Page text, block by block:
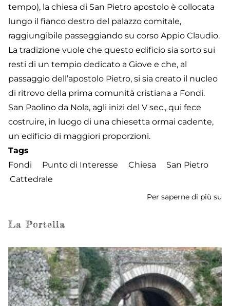
tempo), la chiesa di San Pietro apostolo è collocata
lungo il fianco destro del palazzo comitale,
raggiungibile passeggiando su corso Appio Claudio.
La tradizione vuole che questo edificio sia sorto sui
resti di un tempio dedicato a Giove e che, al
passaggio dell’apostolo Pietro, si sia creato il nucleo
di ritrovo della prima comunità cristiana a Fondi.
San Paolino da Nola, agli inizi del V sec., qui fece
costruire, in luogo di una chiesetta ormai cadente,
un edificio di maggiori proporzioni.
Tags
Fondi
Punto di Interesse Chiesa
San Pietro
Cattedrale
Per saperne di più su
La Portella